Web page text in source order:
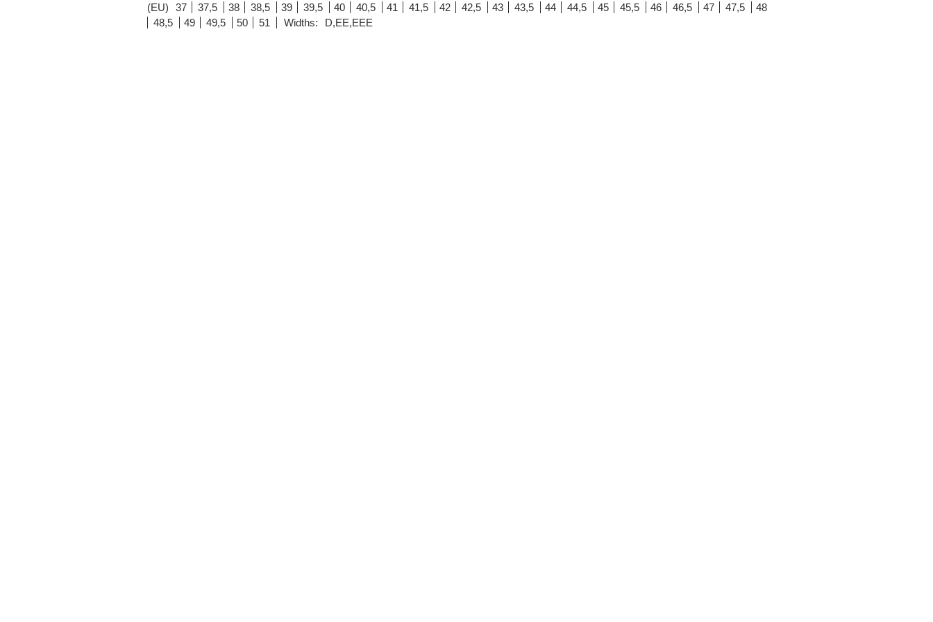
(EU) 37 37,5 38 38,5 39 39,5 40 40,5 41 41,5 42 42,5 43 43,5 44 44,5 45 45,5 46 46,5 47 47,5
48
48,5
49 49,5 50 51 Widths: D,EE,EEE